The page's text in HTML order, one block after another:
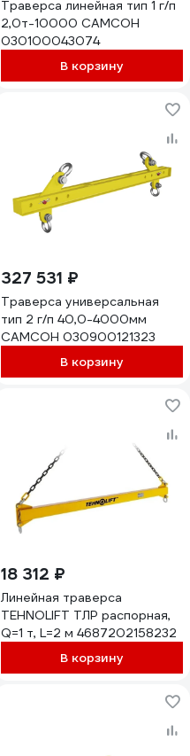
Траверса линейная тип 1 г/п
2,0т-10000 САМСОН
030100043074
В корзину
327 531 ₽
Траверса универсальная
тип 2 г/п 40,0-4000мм
САМСОН 030900121323
В корзину
18 312 ₽
Линейная траверса
TEHNOLIFT ТЛР распорная,
Q=1 т, L=2 м 4687202158232
В корзину